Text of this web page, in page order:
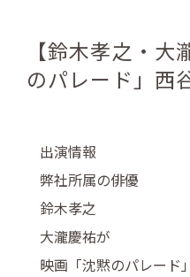
【鈴木孝之・
のパレード」西
出演情報
弊社所属の俳優
鈴木孝之
大瀧慶祐が
映画「沈黙のパレード